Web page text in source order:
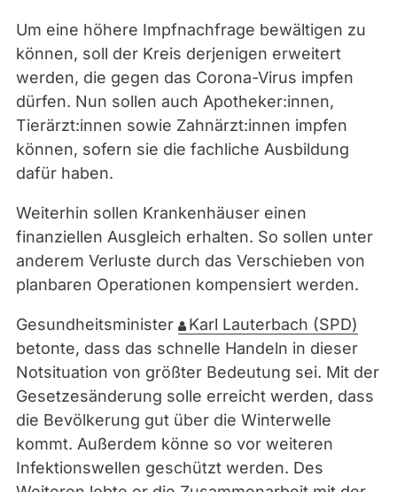
Um eine höhere Impfnachfrage bewältigen zu
können, soll der Kreis derjenigen erweitert
werden, die gegen das Corona-Virus impfen
dürfen. Nun sollen auch Apotheker:innen,
Tierärzt:innen sowie Zahnärzt:innen impfen
können, sofern sie die fachliche Ausbildung
dafür haben.
Weiterhin sollen Krankenhäuser einen
finanziellen Ausgleich erhalten. So sollen unter
anderem Verluste durch das Verschieben von
planbaren Operationen kompensiert werden.
Gesundheitsminister
Karl Lauterbach (SPD)
betonte, dass das schnelle Handeln in dieser
Notsituation von größter Bedeutung sei. Mit der
Gesetzesänderung solle erreicht werden, dass
die Bevölkerung gut über die Winterwelle
kommt. Außerdem könne so vor weiteren
Infektionswellen geschützt werden. Des